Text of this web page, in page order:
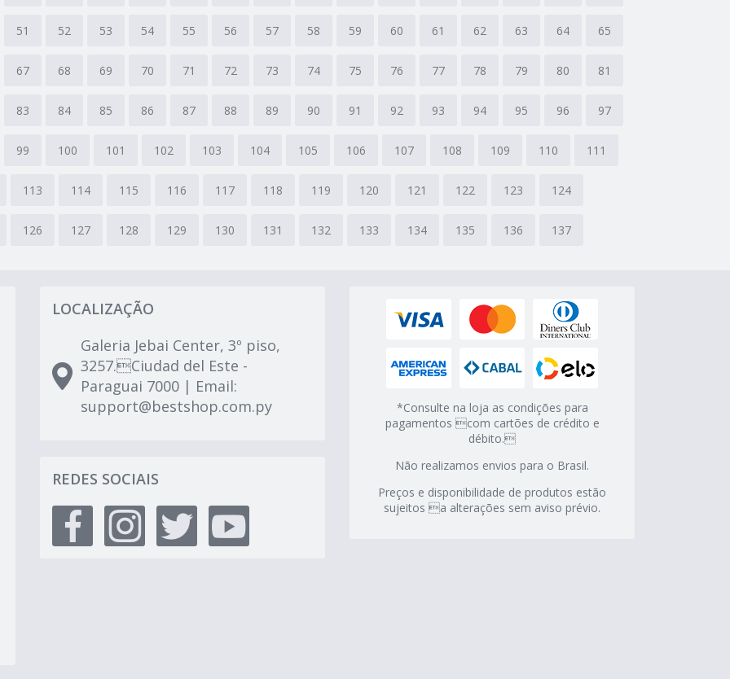
51 52 53 54 55 56 57 58 59 60 61 62 63 64 65
67 68 69 70 71 72 73 74 75 76 77 78 79 80 81
83 84 85 86 87 88 89 90 91 92 93 94 95 96 97
99 100 101 102 103 104 105 106 107 108 109 110 111
113 114 115 116 117 118 119 120 121 122 123 124
126 127 128 129 130 131 132 133 134 135 136 137
LOCALIZAÇÃO
Galeria Jebai Center, 3º piso,
3257.Ciudad del Este -
Paraguai 7000 | Email:
support@bestshop.com.py
REDES SOCIAIS
*Consulte na loja as condições para
pagamentos com cartões de crédito e
débito.
Não realizamos envios para o Brasil.
Preços e disponibilidade de produtos estão
sujeitos a alterações sem aviso prévio.